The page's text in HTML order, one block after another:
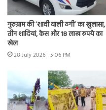
गुरुग्राम की ‘शादी वाली ठगी’ का खुलासा,
तीन शादियां, केस और 18 लाख रुपये का
खेल
28 July 2026 - 5:06 PM